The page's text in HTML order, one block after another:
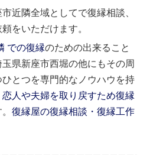
近隣全域としてで復縁相談、
をいただけます。
での復縁のための出来ること
県新座市西堀の他にもその周
とつを専門的なノウハウを持
恋人や夫婦を取り戻すため復縁
。復縁屋の復縁相談・復縁工作